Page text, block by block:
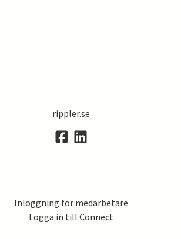
rippler.se
Inloggning för medarbetare
Logga in till Connect